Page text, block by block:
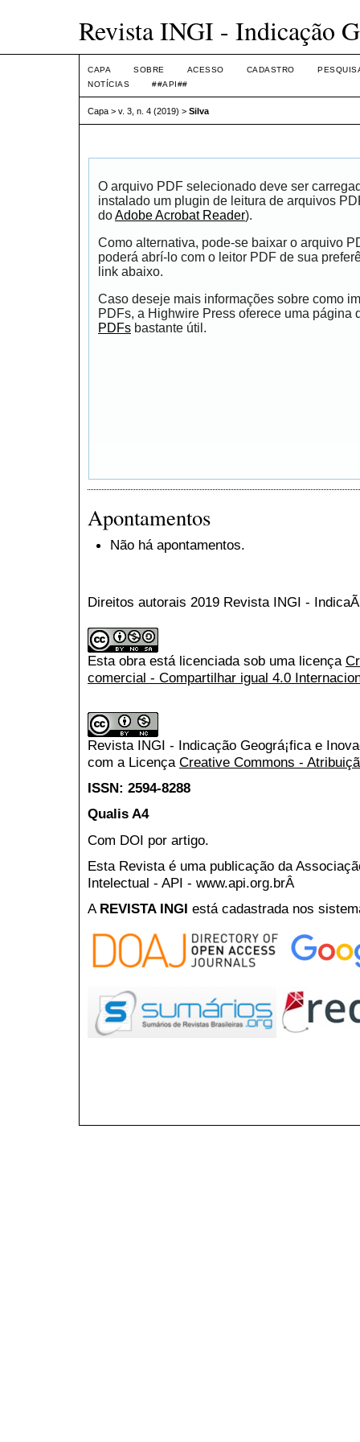
Revista INGI - Indicação
CAPA SOBRE ACESSO CADASTRO
NOTÍCIAS
##API##
Capa > v. 3, n. 4 (2019) > Silva
O arquivo PDF selecionado deve ser
instalado um plugin de leitura de arquivos
doAdobe Acrobat Reader).
Como alternativa, pode-se baixar o arquivo
poderá abrí-lo com o leitor PDF de sua
link abaixo.
Caso deseje mais informações sobre como
PDFs, a Highwire Press oferece uma página
PDFs bastante útil.
Apontamentos
Não há apontamentos.
Direitos autorais 2019 Revista INGI -
Esta obra está licenciada sob uma licença
comercial - Compartilhar igual 4.0
Revista INGI - Indicação Geográ¡fica e
com a Licença Creative Commons -
ISSN: 2594-8288
Qualis A4
Com DOI por artigo.
Esta Revista é uma publicação da
Intelectual - API - www.api.org.brÂ
A REVISTA INGI está cadastrada nos